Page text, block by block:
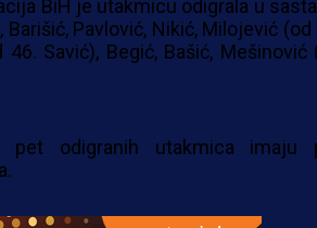
BiH je utakmicu odigrala u
Barišić, Pavlović, Nikić, Milojević (od
46. Savić), Begić, Bašić, Mešinović
pet odigranih utakmica imaju